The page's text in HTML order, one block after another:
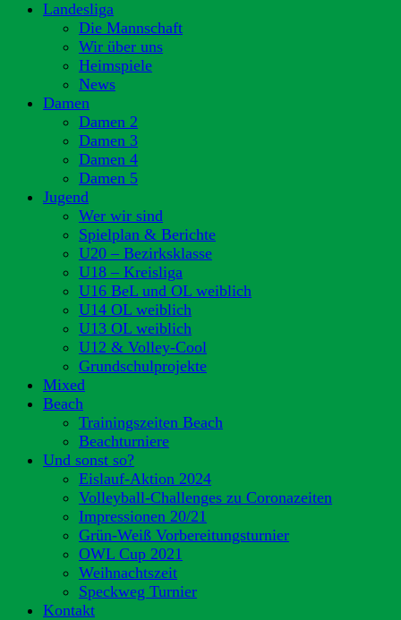
Landesliga
Die Mannschaft
Wir über uns
Heimspiele
News
Damen
Damen 2
Damen 3
Damen 4
Damen 5
Jugend
Wer wir sind
Spielplan & Berichte
U20 – Bezirksklasse
U18 – Kreisliga
U16 BeL und OL weiblich
U14 OL weiblich
U13 OL weiblich
U12 & Volley-Cool
Grundschulprojekte
Mixed
Beach
Trainingszeiten Beach
Beachturniere
Und sonst so?
Eislauf-Aktion 2024
Volleyball-Challenges zu Coronazeiten
Impressionen 20/21
Grün-Weiß Vorbereitungsturnier
OWL Cup 2021
Weihnachtszeit
Speckweg Turnier
Kontakt